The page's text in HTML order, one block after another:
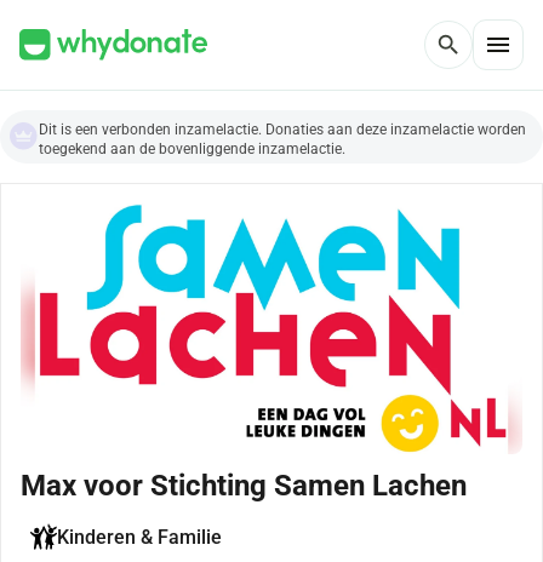
search menu
Dit is een verbonden inzamelactie. Donaties aan deze inzamelactie worden
toegekend aan de bovenliggende inzamelactie.
Max voor Stichting Samen Lachen
Kinderen & Familie